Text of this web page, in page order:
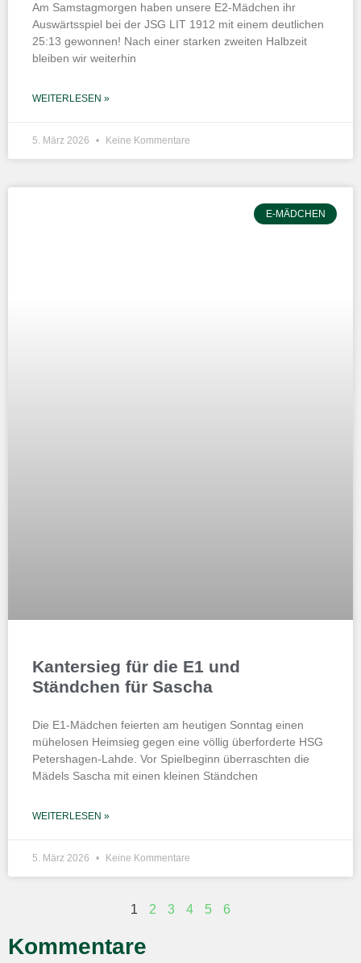
Am Samstagmorgen haben unsere E2-Mädchen ihr
Auswärtsspiel bei der JSG LIT 1912 mit einem deutlichen
25:13 gewonnen! Nach einer starken zweiten Halbzeit
bleiben wir weiterhin
WEITERLESEN »
5. März 2026 Keine Kommentare
E-MÄDCHEN
Kantersieg für die E1 und
Ständchen für Sascha
Die E1-Mädchen feierten am heutigen Sonntag einen
mühelosen Heimsieg gegen eine völlig überforderte HSG
Petershagen-Lahde. Vor Spielbeginn überraschten die
Mädels Sascha mit einen kleinen Ständchen
WEITERLESEN »
5. März 2026 Keine Kommentare
1 2 3 4 5 6
Kommentare